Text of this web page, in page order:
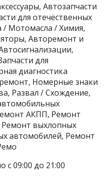
Автозапчасти
для отечественных
/ Мотомасла / Химия,
Авторемонт и
для
диагностика
Номерные знаки
Развал / Схождение,
АКПП, Ремонт
Ремонт выхлопных
автомобилей, Ремонт
с 09:00 до 21:00